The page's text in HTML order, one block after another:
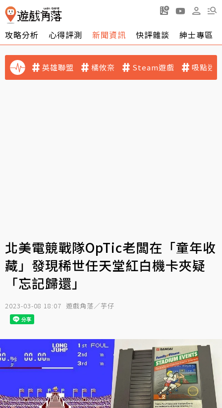
攻略分析 心得評測 新聞資訊 快評雜談 紳士專區
英雄聯盟 橘攸奈 Steam遊戲 吸點迷
北美電競戰隊OpTic老闆在「童年收
藏」發現稀世任天堂紅白機卡夾疑
「忘記歸還」
2023-03-08 18:07 遊戲角落／芋仔